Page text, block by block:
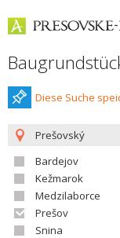
Diese Suche
Prešovský
Bardejov
Kežmarok
Medzilaborce
Prešov
Snina